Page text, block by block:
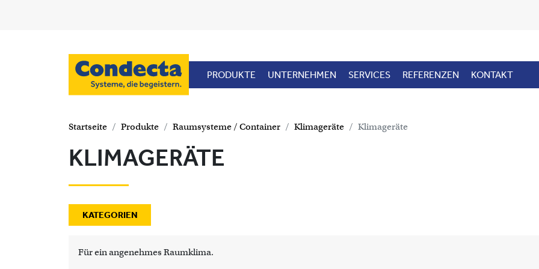
PRODUKTE UNTERNEHMEN SERVICES REFERENZEN KONTAKT
Startseite Produkte Raumsysteme / Container Klimageräte Klimageräte
KLIMAGERÄTE
KATEGORIEN
Für ein angenehmes Raumklima.